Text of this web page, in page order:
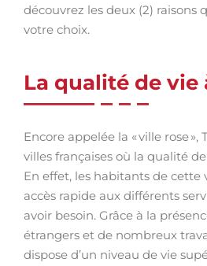
découvrez les deux (2) raisons
votre choix.
La qualité de vie
Encore appelée la « ville rose »,
villes françaises où la qualité
En effet, les habitants de cette
accès rapide aux différents
avoir besoin. Grâce à la
étrangers et de nombreux
dispose d’un niveau de vie